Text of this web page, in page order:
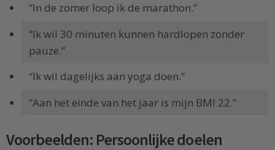
“In de zomer loop ik de marathon.”
“Ik wil 30 minuten kunnen hardlopen zonder
pauze.”
“Ik wil dagelijks aan yoga doen.”
“Aan het einde van het jaar is mijn BMI 22.”
Voorbeelden: Persoonlijke doelen